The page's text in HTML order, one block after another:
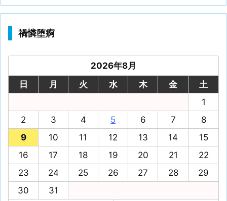
禍憐堕痾
2026年8月
日
月 火 水 木 金
土
1
2
3 4 5 6 7
8
9
10 11 12 13 14
15
16
17 18 19 20 21
22
23
24 25 26 27 28
29
30
31